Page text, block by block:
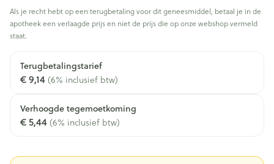
Als je recht hebt op een terugbetaling voor dit geneesmiddel, betaal je in de
apotheek een verlaagde prijs en niet de prijs die op onze webshop vermeld
staat.
Terugbetalingstarief
€ 9,14(6% inclusief btw)
Verhoogde tegemoetkoming
€ 5,44(6% inclusief btw)